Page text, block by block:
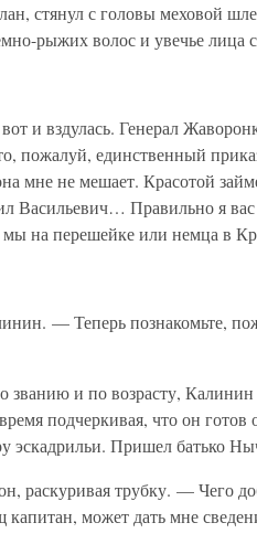
стянул с головы меховой
рыжих волос и увечье лица
и вздулась. Генерал
пожалуй, единственный
мне не мешает. Красотой
Васильевич… Правильно я
на перешейке или немца в
— Теперь познакомьте,
званию и по возрасту,
подчеркивая, что он готов
эскадрильи. Пришел батько
раскуривая трубку. — Чего
капитан, может дать мне